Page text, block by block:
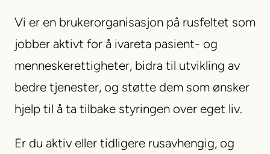
Vi er en brukerorganisasjon på rusfeltet som
jobber aktivt for å ivareta pasient- og
menneskerettigheter, bidra til utvikling av
bedre tjenester, og støtte dem som ønsker
hjelp til å ta tilbake styringen over eget liv.
Er du aktiv eller tidligere rusavhengig, og